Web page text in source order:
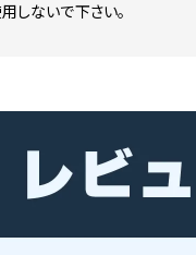
しないで下さい。